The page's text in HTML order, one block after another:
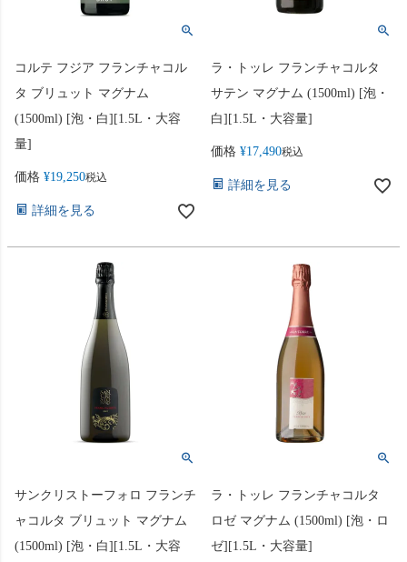
コルテ フジア フランチャコル
タ ブリュット マグナム
(1500ml) [泡・白][1.5L・大容
量]
価格 ¥19,250税込
詳細を見る
ラ・トッレ フランチャコルタ
サテン マグナム (1500ml) [泡・
白][1.5L・大容量]
価格 ¥17,490税込
詳細を見る
サンクリストーフォロ フランチ
ャコルタ ブリュット マグナム
(1500ml) [泡・白][1.5L・大容
ラ・トッレ フランチャコルタ
ロゼ マグナム (1500ml) [泡・ロ
ゼ][1.5L・大容量]